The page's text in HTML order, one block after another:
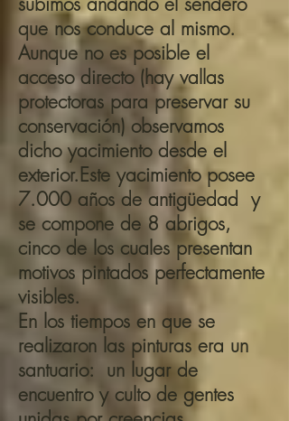
que nos conduce al mismo.
Aunque no es posible el
acceso directo (hay vallas
protectoras para preservar su
conservación) observamos
dicho yacimiento desde el
exterior.Este yacimiento posee
7.000 años de antigüedad y
se compone de 8 abrigos,
cinco de los cuales presentan
motivos pintados perfectamente
visibles.
En los tiempos en que se
realizaron las pinturas era un
santuario: un lugar de
encuentro y culto de gentes